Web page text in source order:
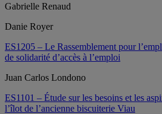
Gabrielle Renaud
Danie Royer
ES1205 – Le Rassemblement pour
de solidarité d’accès à l’emploi
Juan Carlos Londono
ES1101 – Étude sur les besoins et les
l’îlot de l’ancienne biscuiterie Viau